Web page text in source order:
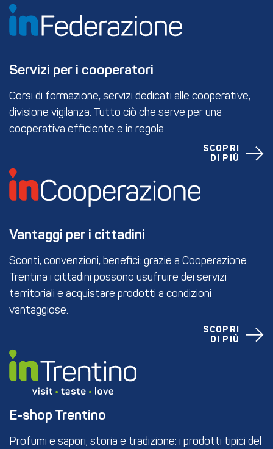
Servizi per i cooperatori
Corsi di formazione, servizi dedicati alle cooperative,
divisione vigilanza. Tutto ciò che serve per una
cooperativa efficiente e in regola.
SCOPRI
DI PIÙ
Vantaggi per i cittadini
Sconti, convenzioni, benefici: grazie a Cooperazione
Trentina i cittadini possono usufruire dei servizi
territoriali e acquistare prodotti a condizioni
vantaggiose.
SCOPRI
DI PIÙ
E-shop Trentino
Profumi e sapori, storia e tradizione: i prodotti tipici del